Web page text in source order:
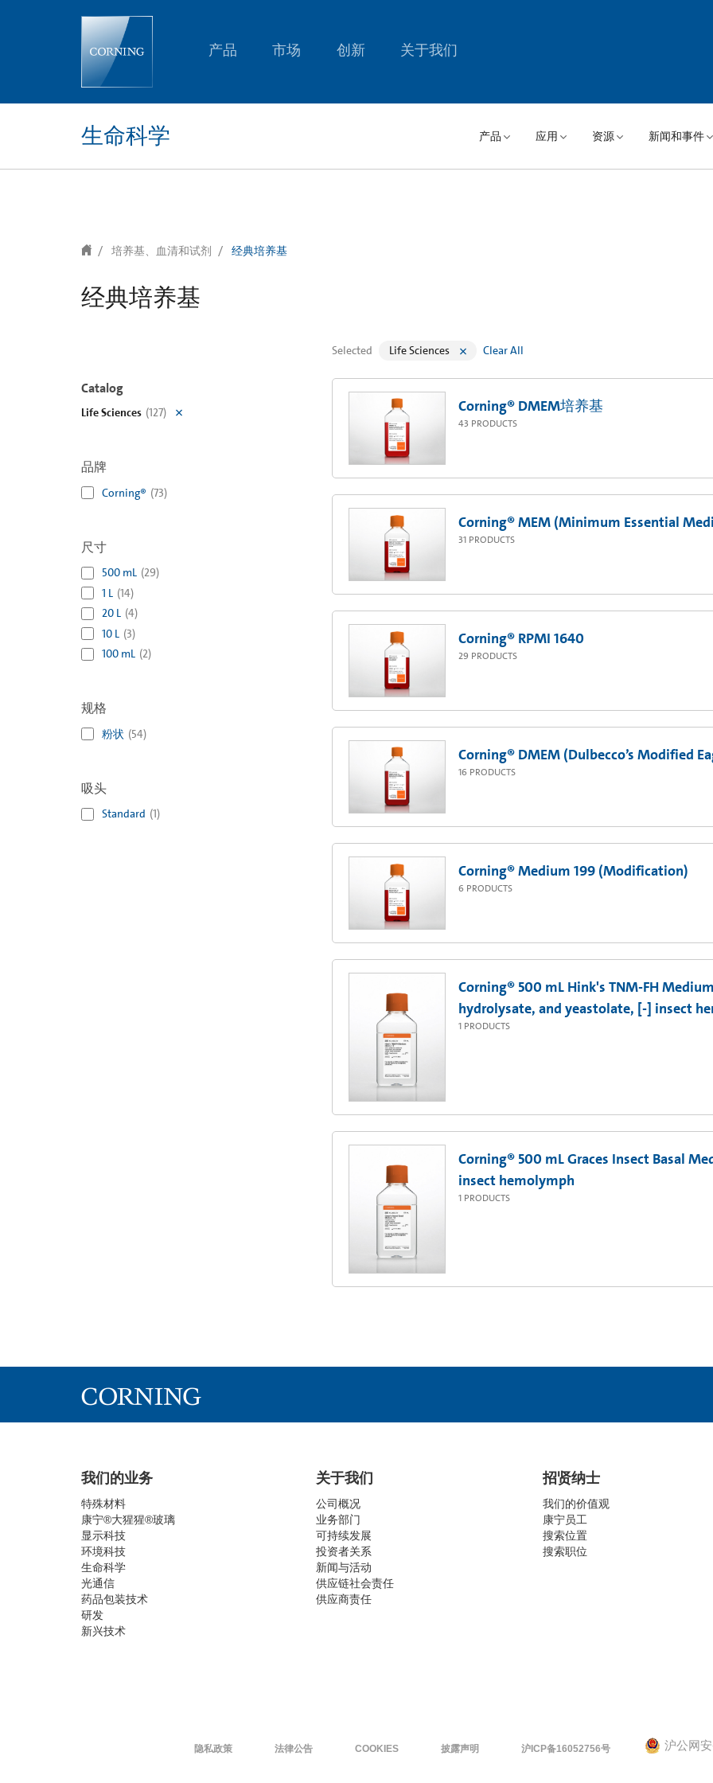
产品 市场 创新 关于我们
生命科学 产品 应用 资源 新闻和事件
培养基、血清和试剂 经典培养基
经典培养基
Catalog
Life Sciences (127)
品牌
Corning® (73)
尺寸
500 mL (29)
1 L (14)
20 L (4)
10 L (3)
100 mL (2)
规格
粉状 (54)
吸头
Standard (1)
Selected Life Sciences Clear All
Corning® DMEM培养基
43 PRODUCTS
Corning® MEM (Minimum Essential
31 PRODUCTS
Corning® RPMI 1640
29 PRODUCTS
Corning® DMEM (Dulbecco’s Modified
16 PRODUCTS
Corning® Medium 199 (Modification)
6 PRODUCTS
Corning® 500 mL Hink's TNM-FH
hydrolysate, and yeastolate, [-] insect
1 PRODUCTS
Corning® 500 mL Graces Insect Basal
insect hemolymph
1 PRODUCTS
我们的业务
特殊材料
康宁®大猩猩®玻璃
显示科技
环境科技
生命科学
光通信
药品包装技术
研发
新兴技术
关于我们
公司概况
业务部门
可持续发展
投资者关系
新闻与活动
供应链社会责任
供应商责任
招贤纳士
我们的价值观
康宁员工
搜索位置
搜索职位
隐私政策 法律公告 COOKIES 披露声明 沪ICP备16052756号 沪公网